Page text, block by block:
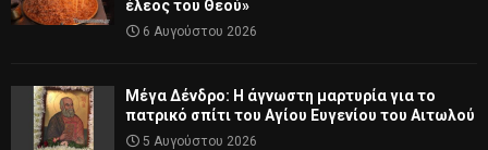
έλεος του Θεού»
6 Αυγούστου 2026
Μέγα Δένδρο: Η άγνωστη μαρτυρία για το
πατρικό σπίτι του Αγίου Ευγενίου του Αιτωλού
5 Αυγούστου 2026